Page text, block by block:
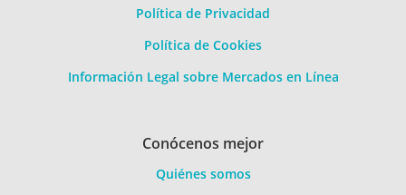
Política de Privacidad
Política de Cookies
Información Legal sobre Mercados en Línea
Conócenos mejor
Quiénes somos